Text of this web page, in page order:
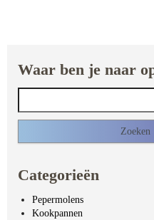
Waar ben je naar
Categorieën
Pepermolens
Kookpannen